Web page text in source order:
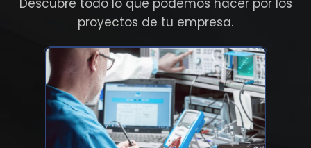
Descubre todo lo que podemos hacer por los
proyectos de tu empresa.